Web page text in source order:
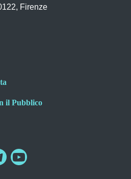
Firenze
il Pubblico